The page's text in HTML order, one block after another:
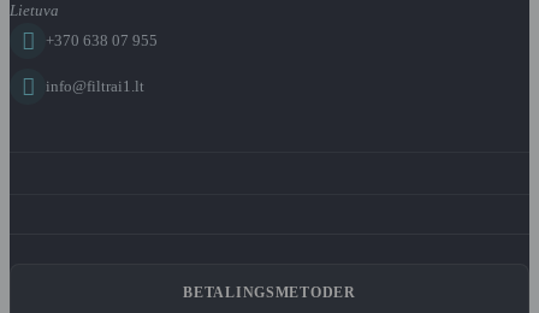
Lietuva
 +370 638 07 955
 info@filtrai1.lt
BETALINGSMETODER